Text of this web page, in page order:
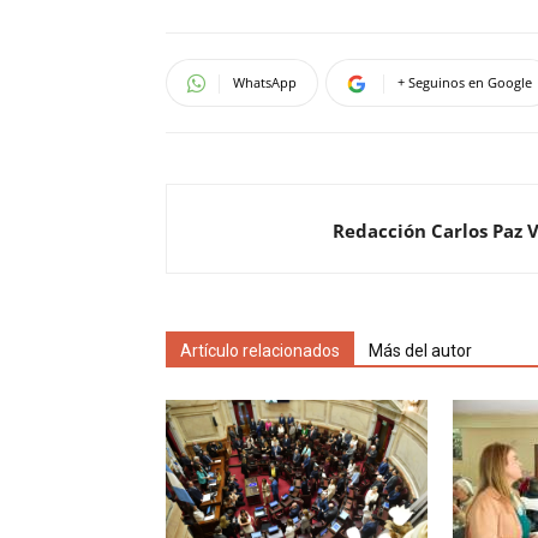
WhatsApp + Seguinos en Google
Redacción Carlos Paz
Artículo relacionados Más del autor